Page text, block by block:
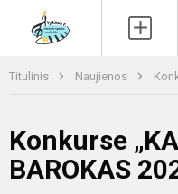
Titulinis Naujienos
Konkurse
BAROKAS